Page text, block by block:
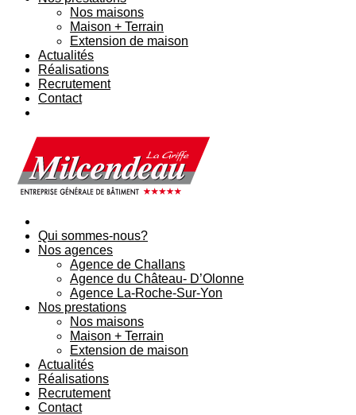
Nos maisons
Maison + Terrain
Extension de maison
Actualités
Réalisations
Recrutement
Contact
Qui sommes-nous?
Nos agences
Agence de Challans
Agence du Château- D’Olonne
Agence La-Roche-Sur-Yon
Nos prestations
Nos maisons
Maison + Terrain
Extension de maison
Actualités
Réalisations
Recrutement
Contact